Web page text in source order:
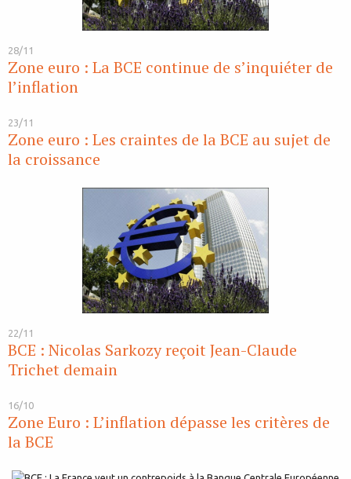
28/11
Zone euro : La BCE continue de s’inquiéter de
l’inflation
23/11
Zone euro : Les craintes de la BCE au sujet de
la croissance
22/11
BCE : Nicolas Sarkozy reçoit Jean-Claude
Trichet demain
16/10
Zone Euro : L’inflation dépasse les critères de
la BCE